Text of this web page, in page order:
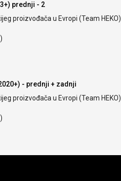
prednji - 2
proizvođača u Evropi (Team HEKO)
- prednji + zadnji
proizvođača u Evropi (Team HEKO)